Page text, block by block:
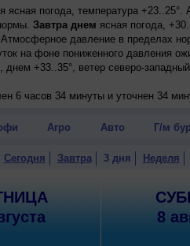
ясная погода, температура +23..25°.
Завтра днем ясная погода,
давление в пределах
на фоне пониженного давления
днем +33..35°, ветер северо-
6 часов 34 минуты и уточнен 34
Агро Авто Г/м
Сегодня Завтра 3 дня Неделя
8